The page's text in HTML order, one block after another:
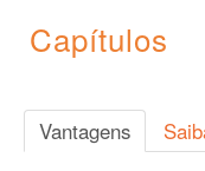
Capítulos
Vantagens